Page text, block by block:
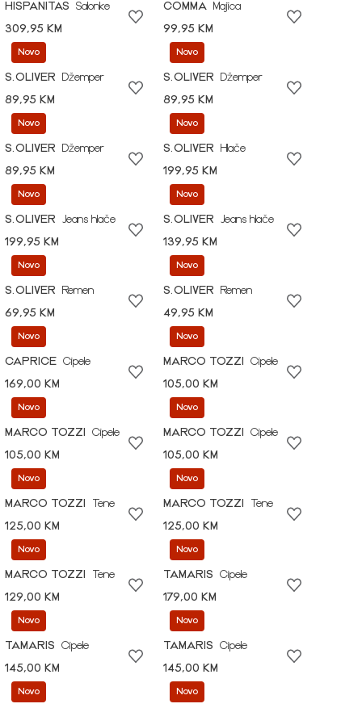
HISPANITAS
Salonke
309,95 KM
COMMA
Majica
99,95 KM
Novo
S.OLIVER
Džemper
89,95 KM
Novo
S.OLIVER
Džemper
89,95 KM
Novo
S.OLIVER
Džemper
89,95 KM
Novo
S.OLIVER
Hlače
199,95 KM
Novo
S.OLIVER
Jeans hlače
199,95 KM
Novo
S.OLIVER
Jeans hlače
139,95 KM
Novo
S.OLIVER
Remen
69,95 KM
Novo
S.OLIVER
Remen
49,95 KM
Novo
CAPRICE Cipele
169,00 KM
Novo
MARCO TOZZI
Cipele
105,00 KM
Novo
MARCO TOZZI
Cipele
105,00 KM
Novo
MARCO TOZZI
Cipele
105,00 KM
Novo
MARCO TOZZI
Tene
125,00 KM
Novo
MARCO TOZZI
Tene
125,00 KM
Novo
MARCO TOZZI
Tene
129,00 KM
Novo
TAMARIS
Cipele
179,00 KM
Novo
TAMARIS
Cipele
145,00 KM
Novo
TAMARIS
Cipele
145,00 KM
Novo Novo